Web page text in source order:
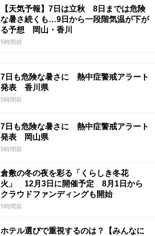
【天気予報】7日は立秋 8日までは危険
な暑さ続くも…9日から一段階気温が下が
る予想 岡山・香川
5時間前
7日も危険な暑さに 熱中症警戒アラート
発表 香川県
5時間前
7日も危険な暑さに 熱中症警戒アラート
発表 岡山県
5時間前
倉敷の冬の夜を彩る「くらしき冬花
火」 12月3日に開催予定 8月1日から
クラウドファンディングも開始
5時間前
ホテル選びで重視するのは？【みんなに